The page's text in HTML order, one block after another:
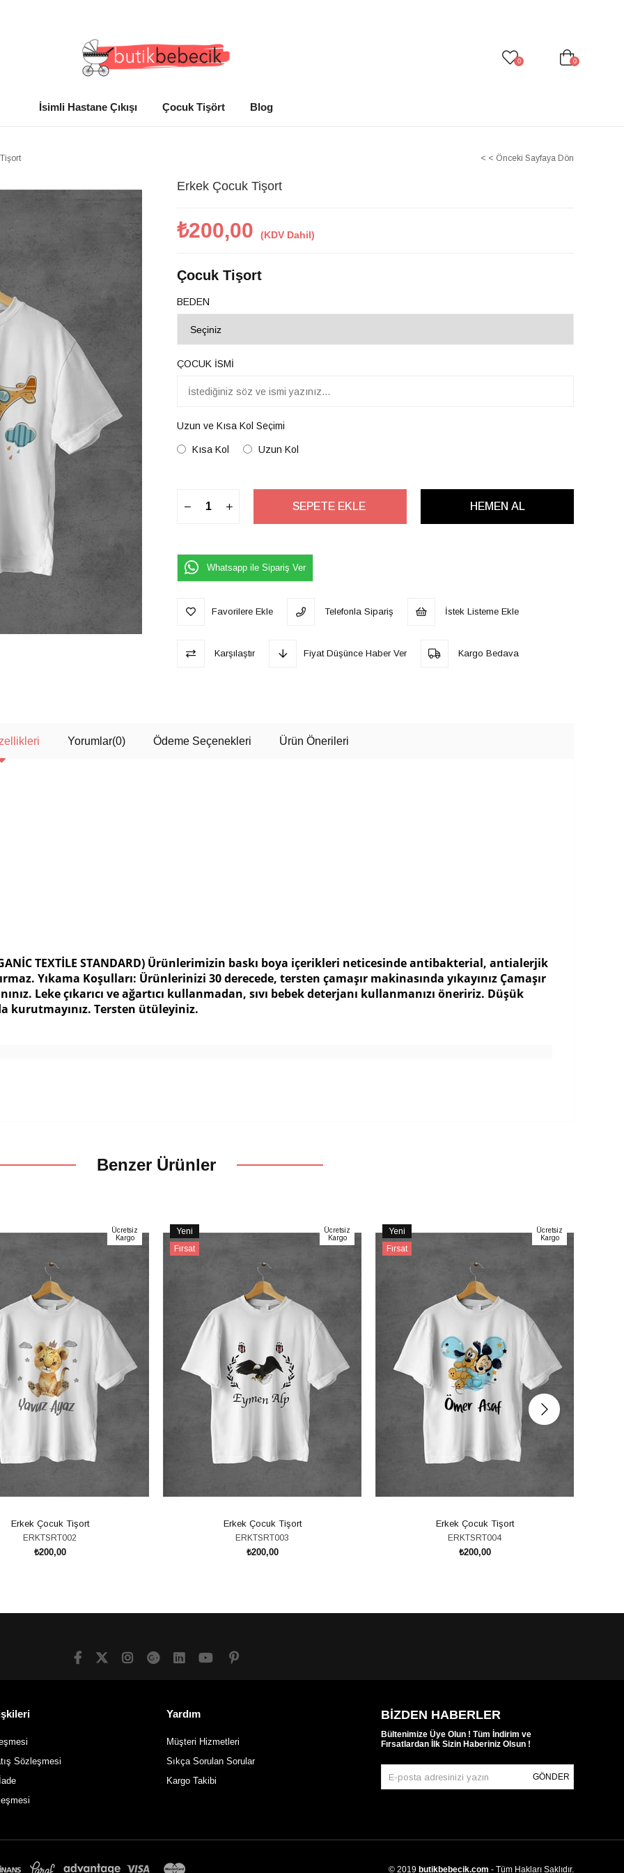
0 0
İsimli Hastane Çıkışı Çocuk Tişört Blog
< < Önceki Sayfaya Dön
Erkek Çocuk Tişort
₺200,00 (KDV Dahil)
Çocuk Tişort
BEDEN
ÇOCUK İSMİ
Uzun ve Kısa Kol Seçimi
Kısa Kol Uzun Kol
Whatsapp ile Sipariş Ver
Favorilere Ekle Telefonla Sipariş İstek Listeme Ekle
Karşılaştır Fiyat Düşünce Haber Ver Kargo Bedava
Yorumlar(0) Ödeme Seçenekleri Ürün Önerileri
TEXTİLE STANDARD) Ürünlerimizin baskı boya içerikleri neticesinde antibakterial, antialerjik
Yıkama Koşulları: Ürünlerinizi 30 derecede, tersten çamaşır makinasında yıkayınız Çamaşır
Leke çıkarıcı ve ağartıcı kullanmadan, sıvı bebek deterjanı kullanmanızı öneririz. Düşük
kurutmayınız. Tersten ütüleyiniz.
Benzer Ürünler
Ücretsiz
Kargo
Erkek Çocuk Tişort
ERKTSRT002
₺200,00
Yeni
Ürün
Fırsat
Ücretsiz
Kargo
Erkek Çocuk Tişort
ERKTSRT003
₺200,00
Yeni
Ürün
Fırsat
Ücretsiz
Kargo
Erkek Çocuk Tişort
ERKTSRT004
₺200,00
Sözleşmesi
Yardım
Müşteri Hizmetleri
Sıkça Sorulan Sorular
Kargo Takibi
BIZDEN HABERLER
Bültenimize Üye Olun ! Tüm İndirim ve
Fırsatlardan İlk Sizin Haberiniz Olsun !
GÖNDER
© 2019 butikbebecik.com - Tüm Hakları Saklıdır.